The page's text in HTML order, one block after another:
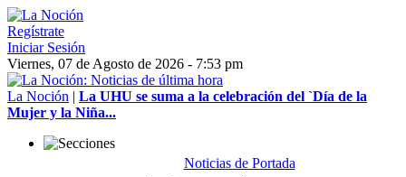
Regístrate
Iniciar Sesión
Viernes, 07 de Agosto de 2026 - 7:53 pm
La Noción | La UHU se suma a la celebración del `Día de la
Mujer y la Niña...
Noticias de Portada